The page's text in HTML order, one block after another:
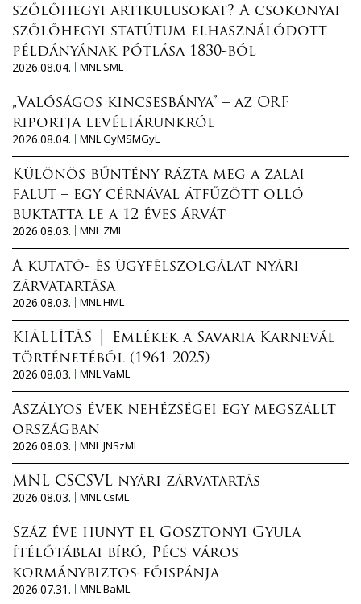
szőlőhegyi artikulusokat? A csokonyai
szőlőhegyi statútum elhasználódott
példányának pótlása 1830-ból
2026.08.04.
MNL SML
„Valóságos kincsesbánya” – az ORF
riportja levéltárunkról
2026.08.04.
MNL GyMSMGyL
Különös bűntény rázta meg a zalai
falut – egy cérnával átfűzött olló
buktatta le a 12 éves árvát
2026.08.03.
MNL ZML
A kutató- és ügyfélszolgálat nyári
zárvatartása
2026.08.03.
MNL HML
KIÁLLÍTÁS │ Emlékek a Savaria Karnevál
történetéből (1961-2025)
2026.08.03.
MNL VaML
Aszályos évek nehézségei egy megszállt
országban
2026.08.03.
MNL JNSzML
MNL CSCSVL nyári zárvatartás
2026.08.03.
MNL CsML
Száz éve hunyt el Gosztonyi Gyula
ítélőtáblai bíró, Pécs város
kormánybiztos-főispánja
2026.07.31.
MNL BaML